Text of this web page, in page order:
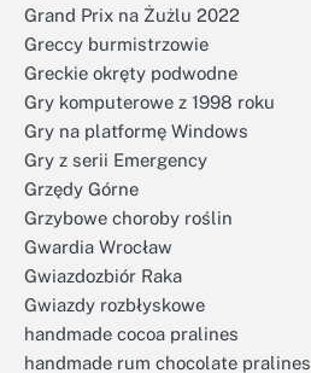
Grand Prix na Żużlu 2022
Greccy burmistrzowie
Greckie okręty podwodne
Gry komputerowe z 1998 roku
Gry na platformę Windows
Gry z serii Emergency
Grzędy Górne
Grzybowe choroby roślin
Gwardia Wrocław
Gwiazdozbiór Raka
Gwiazdy rozbłyskowe
handmade cocoa pralines
handmade rum chocolate pralines